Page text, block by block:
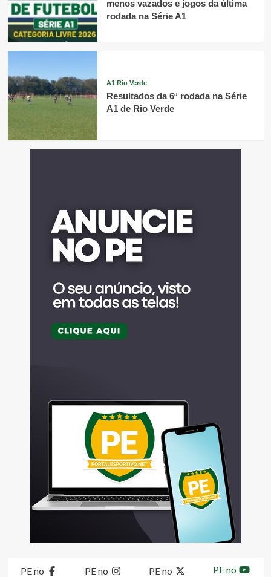
menos vazados e jogos da última
rodada na Série A1
A1 Rio Verde
Resultados da 6ª rodada na Série
A1 de Rio Verde
PE no PE no PE no PE no